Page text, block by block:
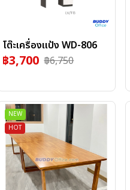
โต๊ะเครื่องแป้ง WD-806
฿3,700 ฿6,750
NEW
HOT